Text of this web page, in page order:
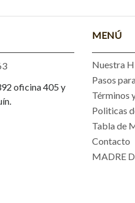
oficina 405 y
MENÚ
Nuestra
Pasos
Términos
Politicas
Tabla de
Contacto
MADRE